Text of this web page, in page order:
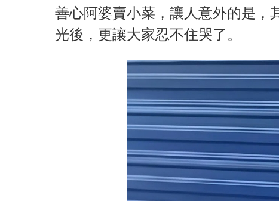
善心阿婆賣小菜，讓人意外的是，
光後，更讓大家忍不住哭了。